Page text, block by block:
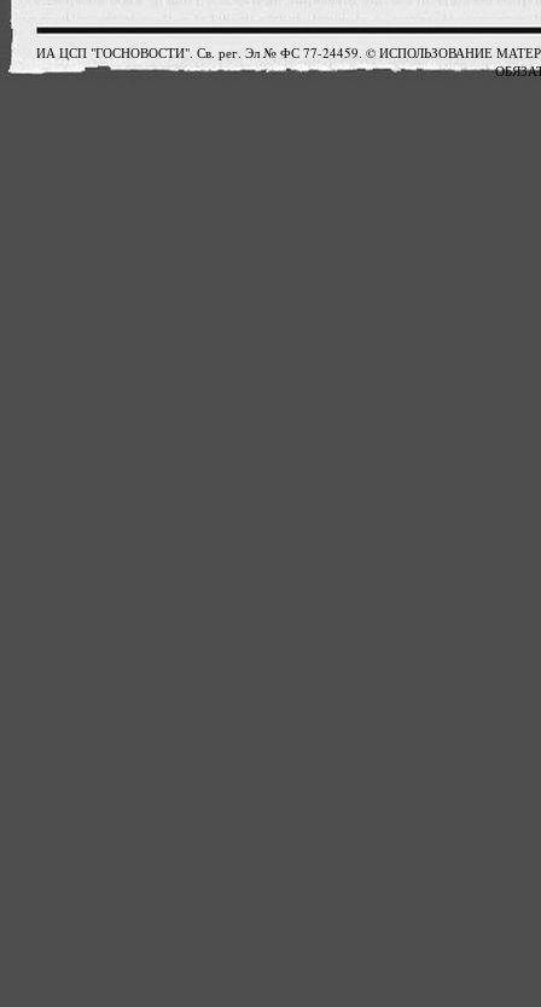
ИА ЦСП "ГОСНОВОСТИ". Св. рег. Эл № ФС 77-24459. © ИСПОЛЬЗОВАНИЕ